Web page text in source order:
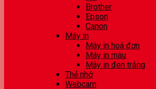
Brother
Epson
Canon
Máy in
Máy in hoá đơn
Máy in màu
Máy in đen trắng
Thẻ nhớ
Webcam